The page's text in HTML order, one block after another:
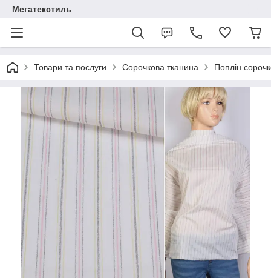
Мегатекстиль
Товари та послуги Сорочкова тканина Поплін